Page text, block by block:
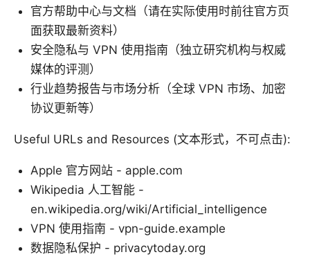
官方帮助中心与文档（请在实际使用时前往官方页
面获取最新资料）
安全隐私与 VPN 使用指南（独立研究机构与权威
媒体的评测）
行业趋势报告与市场分析（全球 VPN 市场、加密
协议更新等）
Useful URLs and Resources (文本形式，不可点击):
Apple 官方网站 - apple.com
Wikipedia 人工智能 -
en.wikipedia.org/wiki/Artificial_intelligence
VPN 使用指南 - vpn-guide.example
数据隐私保护 - privacytoday.org